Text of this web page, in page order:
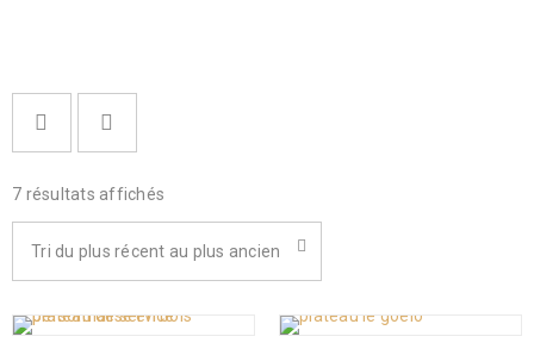
7 résultats affichés
Tri du plus récent au plus ancien